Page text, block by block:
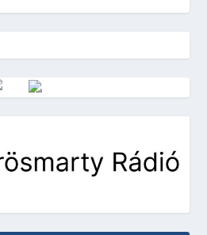
Vörösmarty Rádió